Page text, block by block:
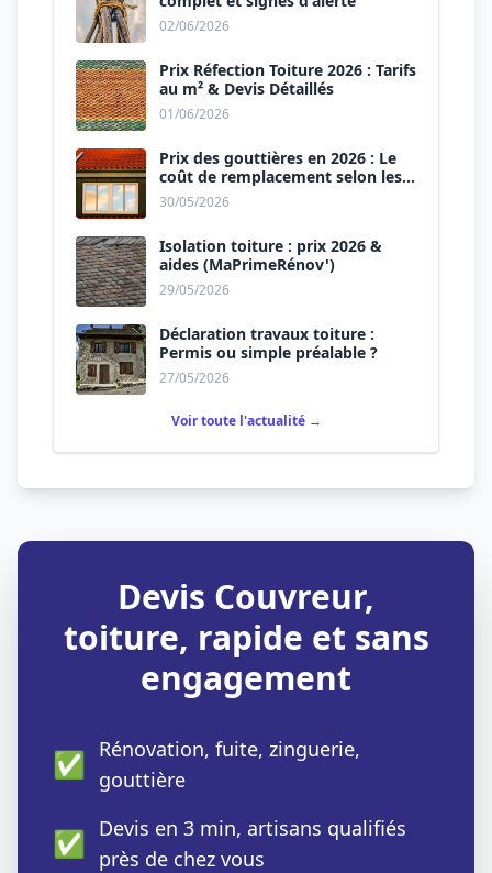
02/06/2026
Prix Réfection Toiture 2026 : Tarifs
au m² & Devis Détaillés
01/06/2026
Prix des gouttières en 2026 : Le
coût de remplacement selon les
matériaux
30/05/2026
Isolation toiture : prix 2026 &
aides (MaPrimeRénov')
29/05/2026
Déclaration travaux toiture :
Permis ou simple préalable ?
27/05/2026
Voir toute l'actualité →
Devis Couvreur,
toiture, rapide et sans
engagement
✅ Rénovation, fuite, zinguerie,
gouttière
✅ Devis en 3 min, artisans qualifiés
près de chez vous